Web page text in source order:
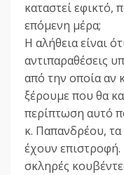
καταστεί εφικτό,
επόμενη μέρα;
Η αλήθεια είναι
αντιπαραθέσεις
από την οποία αν
ξέρουμε που θα
περίπτωση αυτό
κ. Παπανδρέου,
έχουν
σκληρές